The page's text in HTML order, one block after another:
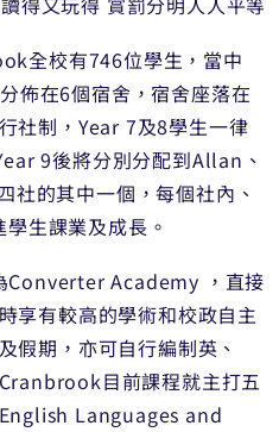
全校有746位學生，當中
佈在6個宿舍，宿舍座落在
社制，Year 7及8學生一律
9後將分別分配到Allan、
的其中一個，每個社內、
生課業及成長。
Academy ，直接
享有較高的學術和校政自主
假期，亦可自行編制英、
目前課程就主打五
Languages and